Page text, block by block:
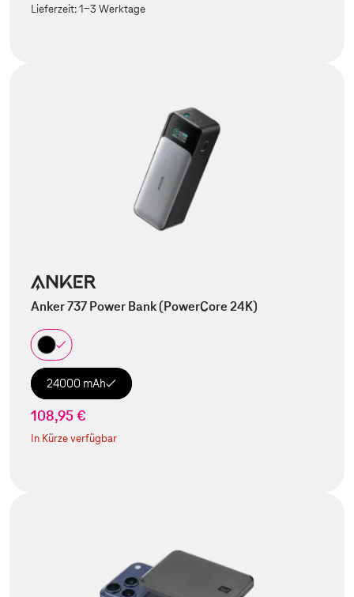
Lieferzeit:1-3 Werktage
Anker 737 Power Bank (PowerCore 24K)
24000 mAh
108,95 €
In Kürze verfügbar